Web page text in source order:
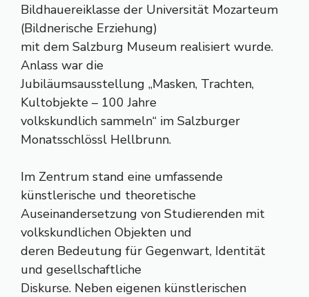
Bildhauereiklasse der Universität Mozarteum
(Bildnerische Erziehung)
mit dem Salzburg Museum realisiert wurde.
Anlass war die
Jubiläumsausstellung „Masken, Trachten,
Kultobjekte – 100 Jahre
volkskundlich sammeln“ im Salzburger
Monatsschlössl Hellbrunn.
Im Zentrum stand eine umfassende
künstlerische und theoretische
Auseinandersetzung von Studierenden mit
volkskundlichen Objekten und
deren Bedeutung für Gegenwart, Identität
und gesellschaftliche
Diskurse. Neben eigenen künstlerischen